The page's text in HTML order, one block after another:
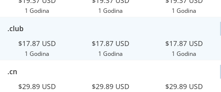
1 Godina 1 Godina 1 Godina
.club
$17.87 USD
1 Godina
$17.87 USD
1 Godina
$17.87 USD
1 Godina
.cn
$29.89 USD
$29.89 USD $29.89 USD